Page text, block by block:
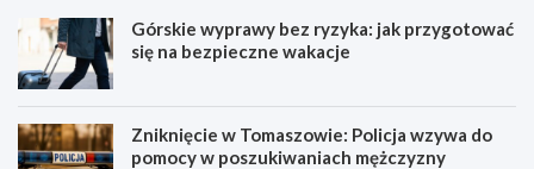
Górskie wyprawy bez ryzyka: jak przygotować
się na bezpieczne wakacje
Zniknięcie w Tomaszowie: Policja wzywa do
pomocy w poszukiwaniach mężczyzny